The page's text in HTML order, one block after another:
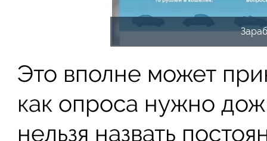
Это вполне может
как опроса нужно
нельзя назвать